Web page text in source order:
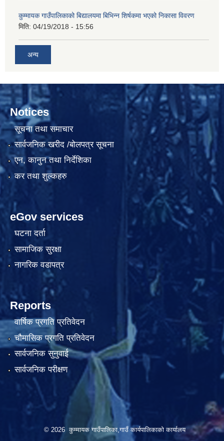
कुम्मायक गाउँपालिकाको बिद्यालयमा बिभिन्न शिर्षकमा भएको निकासा विवरण
मिति: 04/19/2018 - 15:56
अन्य
Notices
सूचना तथा समाचार
सार्वजनिक खरीद /बोलपत्र सूचना
एन, कानुन तथा निर्देशिका
कर तथा शुल्कहरु
eGov services
घटना दर्ता
सामाजिक सुरक्षा
नागरिक वडापत्र
Reports
वार्षिक प्रगति प्रतिवेदन
चौमासिक प्रगति प्रतिवेदन
सार्वजनिक सुनुवाई
सार्वजनिक परीक्षण
© 2026 कुम्मायक गाउँपालिका,गाउँ कार्यपालिकाको कार्यालय